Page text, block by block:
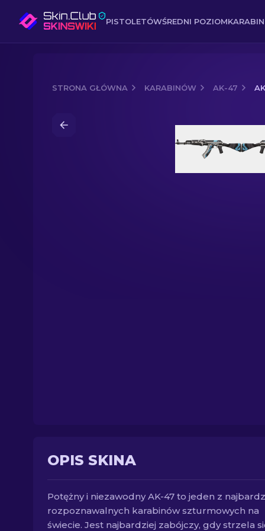
PISTOLETÓWŚREDNI POZIOM
STRONA GŁÓWNA KARABINÓW AK-47
OPIS SKINA
Potężny i niezawodny AK-47 to jeden z
rozpoznawalnych karabinów szturmowych na
świecie. Jest najbardziej zabójczy, gdy strzela